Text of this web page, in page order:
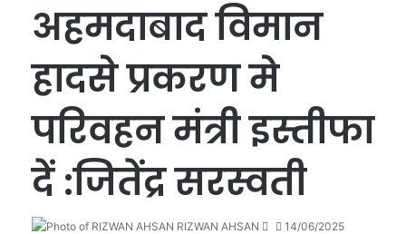
अहमदाबाद विमान
हादसे प्रकरण मे
परिवहन मंत्री इस्तीफा
दें :जितेंद्र सरस्वती
RIZWAN AHSAN
Send14/06/2025